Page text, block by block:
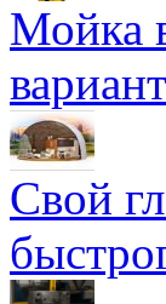
Мойка
Свой